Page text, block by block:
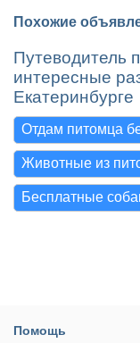
Похожие
Путеводитель
интересные
Екатеринбурге
Отдам питомца
Животные из
Бесплатные
Помощь